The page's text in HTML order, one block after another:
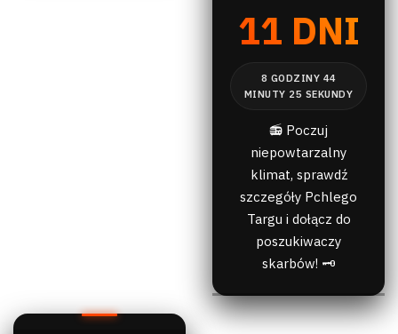
11 DNI
📻 Poczuj
niepowtarzalny
klimat, sprawdź
szczegóły Pchlego
Targu i dołącz do
poszukiwaczy
skarbów! 🗝️